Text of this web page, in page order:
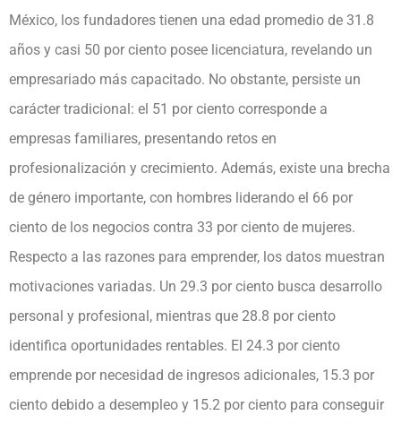
México, los fundadores tienen una edad promedio de 31.8
años y casi 50 por ciento posee licenciatura, revelando un
empresariado más capacitado. No obstante, persiste un
carácter tradicional: el 51 por ciento corresponde a
empresas familiares, presentando retos en
profesionalización y crecimiento. Además, existe una brecha
de género importante, con hombres liderando el 66 por
ciento de los negocios contra 33 por ciento de mujeres.
Respecto a las razones para emprender, los datos muestran
motivaciones variadas. Un 29.3 por ciento busca desarrollo
personal y profesional, mientras que 28.8 por ciento
identifica oportunidades rentables. El 24.3 por ciento
emprende por necesidad de ingresos adicionales, 15.3 por
ciento debido a desempleo y 15.2 por ciento para conseguir